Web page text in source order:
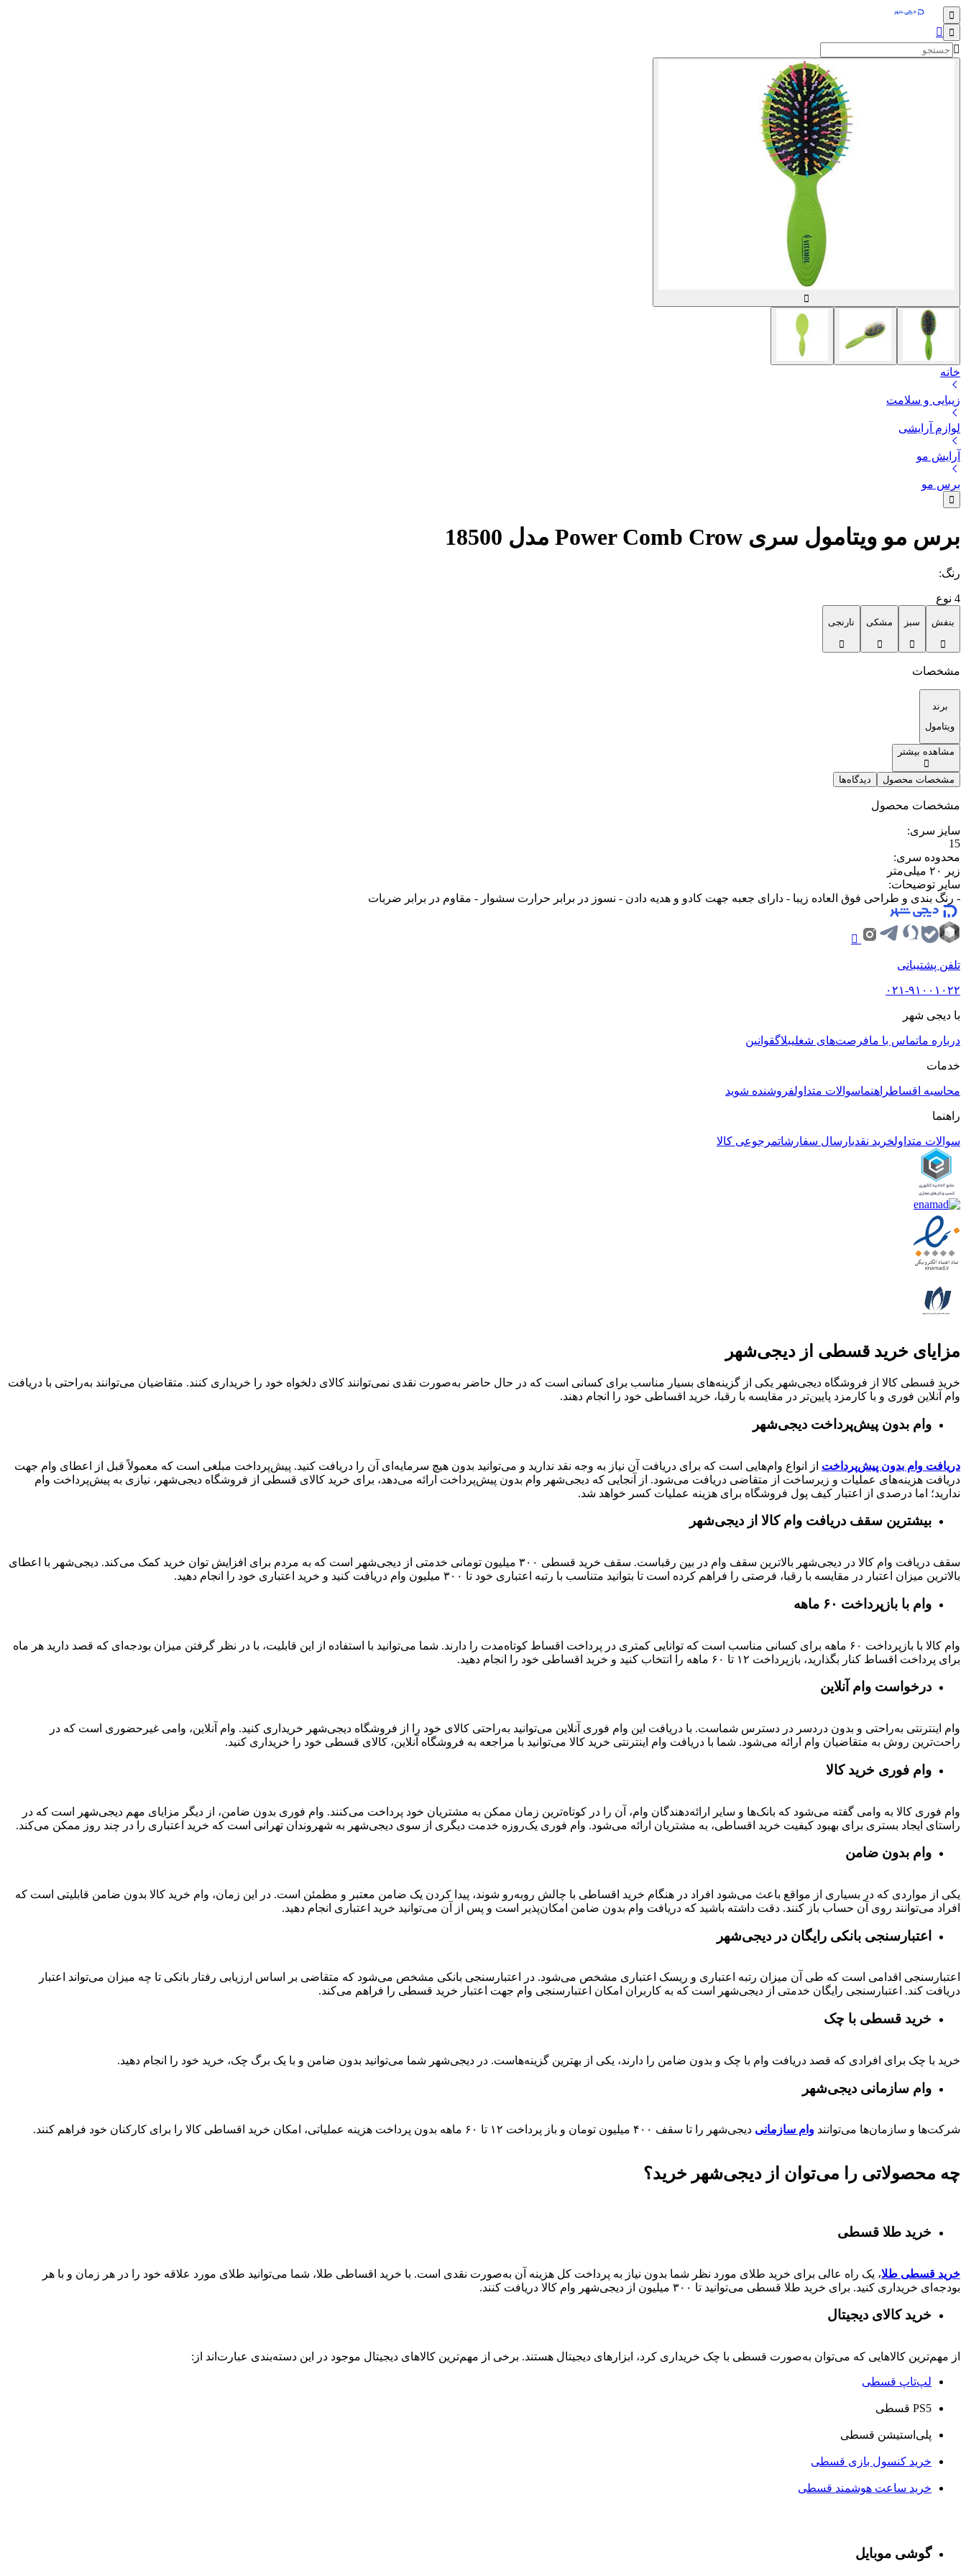
خانه
زیبایی و سلامت
لوازم آرایشی
آرایش مو
برس مو
برس مو ویتامول سری Power Comb Crow مدل 18500
رنگ:
4 نوع
بنفش سبز مشکی نارنجی
مشخصات
برند
ویتامول
مشاهده بیشتر
مشخصات محصول دیدگاه‌ها
مشخصات محصول
سایز سری:
15
محدوده سری:
زیر ۲۰ میلی‌متر
سایر توضیحات:
- رنگ بندی و طراحی فوق العاده زیبا - دارای جعبه جهت کادو و هدیه دادن - نسوز در برابر حرارت سشوار - مقاوم در برابر ضربات
تلفن پشتیبانی
۰۲۱-۹۱۰۰۱۰۲۲
با دیجی شهر
درباره ماتماس با مافرصت‌های شغلیبلاگقوانین
خدمات
محاسبه اقساطراهنماسوالات متداولفروشنده شوید
راهنما
سوالات متداولخرید نقدیارسال سفارشاتمرجوعی کالا
مزایای خرید قسطی از دیجی‌شهر
خرید قسطی کالا از فروشگاه دیجی‌شهر یکی از گزینه‌های بسیار مناسب برای کسانی است که در حال حاضر به‌صورت نقدی نمی‌توانند کالای دلخواه خود را خریداری کنند. متقاضیان می‌توانند به‌راحتی با دریافت
وام آنلاین فوری و با کارمزد پایین‌تر در مقایسه با رقبا، خرید اقساطی خود را انجام دهند.
وام بدون پیش‌پرداخت‌ دیجی‌شهر
دریافت وام بدون پیش‌پرداخت از انواع وام‌هایی است که برای دریافت آن نیاز به وجه نقد ندارید و می‌توانید بدون هیچ سرمایه‌ای آن را دریافت کنید. پیش‌پرداخت مبلغی است که معمولاً قبل از اعطای وام جهت
دریافت هزینه‌های عملیات و زیرساخت از متقاضی دریافت می‌شود. از آنجایی که دیجی‌شهر وام بدون پیش‌پرداخت ارائه می‌دهد، برای خرید کالای قسطی از فروشگاه دیجی‌شهر، نیازی به پیش‌پرداخت وام
ندارید؛ اما درصدی از اعتبار کیف پول فروشگاه برای هزینه عملیات کسر خواهد شد.
بیشترین سقف دریافت وام کالا از دیجی‌شهر
سقف دریافت وام کالا در دیجی‌شهر بالاترین سقف وام در بین رقباست. سقف خرید قسطی ۳۰۰ میلیون تومانی خدمتی از دیجی‌شهر است که به مردم برای افزایش توان خرید کمک می‌کند. دیجی‌شهر با اعطای
بالاترین میزان اعتبار در مقایسه با رقبا، فرصتی را فراهم کرده است تا بتوانید متناسب با رتبه اعتباری خود تا ۳۰۰ میلیون وام دریافت کنید و خرید اعتباری خود را انجام دهید.
وام با بازپرداخت ۶۰ ماهه
وام کالا با بازپرداخت ۶۰ ماهه برای کسانی مناسب است که توانایی کمتری در پرداخت اقساط کوتاه‌مدت را دارند. شما می‌توانید با استفاده از این قابلیت، با در نظر گرفتن میزان بودجه‌ای که قصد دارید هر ماه
برای پرداخت اقساط کنار بگذارید، بازپرداخت ۱۲ تا ۶۰ ماهه را انتخاب کنید و خرید اقساطی خود را انجام دهید.
درخواست وام آنلاین
وام اینترنتی به‌راحتی و بدون دردسر در دسترس شماست. با دریافت این وام فوری آنلاین می‌توانید به‌راحتی کالای خود را از فروشگاه دیجی‌شهر خریداری کنید. وام آنلاین، وامی غیرحضوری است که در
راحت‌ترین روش به متقاضیان وام ارائه می‌شود. شما با دریافت وام اینترنتی خرید کالا می‌توانید با مراجعه به فروشگاه آنلاین، کالای قسطی خود را خریداری کنید.
وام فوری خرید کالا
وام فوری کالا به وامی گفته می‌شود که بانک‌ها و سایر ارائه‌دهندگان وام، آن را در کوتاه‌ترین زمان ممکن به مشتریان خود پرداخت می‌کنند. وام فوری بدون ضامن، از دیگر مزایای مهم دیجی‌شهر است که در
راستای ایجاد بستری برای بهبود کیفیت خرید اقساطی، به مشتریان ارائه می‌شود. وام فوری یک‌روزه خدمت دیگری از سوی دیجی‌شهر به شهروندان تهرانی است که خرید اعتباری را در چند روز ممکن می‌کند.
وام بدون ضامن
یکی از مواردی که در بسیاری از مواقع باعث می‌شود افراد در هنگام خرید اقساطی با چالش روبه‌رو شوند، پیدا کردن یک ضامن معتبر و مطمئن است. در این زمان، وام خرید کالا بدون ضامن قابلیتی است که
افراد می‌توانند روی آن حساب باز کنند. دقت داشته باشید که دریافت وام بدون ضامن امکان‌پذیر است و پس از آن می‌توانید خرید اعتباری انجام دهید.
اعتبارسنجی بانکی رایگان در دیجی‌شهر
اعتبارسنجی اقدامی است که طی آن میزان رتبه اعتباری و ریسک اعتباری مشخص می‌شود. در اعتبارسنجی بانکی مشخص می‌شود که متقاضی بر اساس ارزیابی رفتار بانکی تا چه میزان می‌تواند اعتبار
دریافت کند. اعتبارسنجی رایگان خدمتی از دیجی‌شهر است که به کاربران امکان اعتبارسنجی وام جهت اعتبار خرید قسطی را فراهم می‌کند.
خرید قسطی با چک
خرید با چک برای افرادی که قصد دریافت وام با چک و بدون ضامن را دارند، یکی از بهترین گزینه‌هاست. در دیجی‌شهر شما می‌توانید بدون ضامن و با یک برگ چک، خرید خود را انجام دهید.
وام سازمانی دیجی‌شهر
شرکت‌ها و سازمان‌ها می‌توانند وام سازمانی دیجی‌شهر را تا سقف ۴۰۰ میلیون تومان و باز پرداخت ۱۲ تا ۶۰ ماهه بدون پرداخت هزینه عملیاتی، امکان خرید اقساطی کالا را برای کارکنان خود فراهم کنند.
چه محصولاتی را می‌توان از دیجی‌شهر خرید؟
خرید طلا قسطی
خرید قسطی طلا، یک راه عالی برای خرید طلای مورد نظر شما بدون نیاز به پرداخت کل هزینه آن به‌صورت نقدی است. با خرید اقساطی طلا، شما می‌توانید طلای مورد علاقه خود را در هر زمان و با هر
بودجه‌ای خریداری کنید. برای خرید طلا قسطی می‌توانید تا ۳۰۰ میلیون از دیجی‌شهر وام کالا دریافت کنند.
خرید کالای دیجیتال
از مهم‌ترین کالاهایی که می‌توان به‌صورت قسطی با چک خریداری کرد، ابزارهای دیجیتال هستند. برخی از مهم‌ترین کالاهای دیجیتال موجود در این دسته‌بندی عبارت‌اند از:
لپ‌تاپ قسطی
PS5 قسطی
پلی‌استیشن قسطی
خرید کنسول بازی قسطی
خرید ساعت هوشمند قسطی
گوشی موبایل